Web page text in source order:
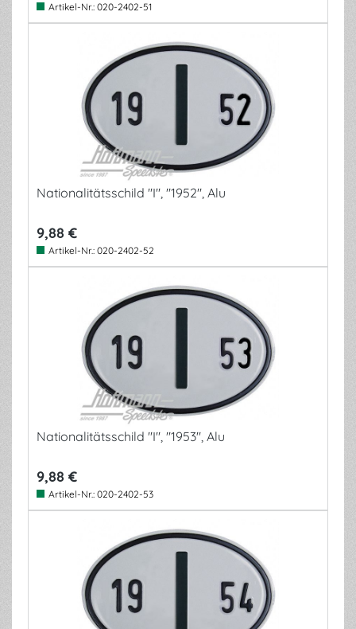
Artikel-Nr.: 020-2402-51
Nationalitätsschild "I", "1952", Alu
9,88 €
Artikel-Nr.: 020-2402-52
Nationalitätsschild "I", "1953", Alu
9,88 €
Artikel-Nr.: 020-2402-53